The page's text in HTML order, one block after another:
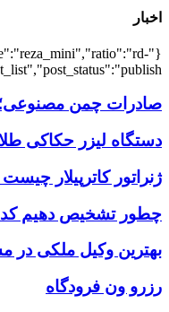
اخبار
صادرات چمن مصنوعی؛
دستگاه لیزر حکاکی
ژنراتور کاترپیلار
چطور تشخیص دهیم
بهترین وکیل ملکی در
رزرو ون فرودگاه